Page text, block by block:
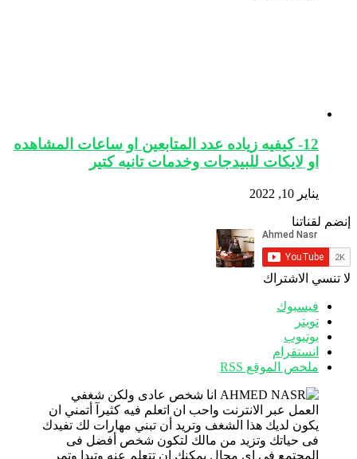
12- كيفيه زياده عدد المتابعين او ساعات المشاهده
او لايكات للبيدجات وخدمات تانيه كتير
يناير 10, 2022
إنضم لقناتنا
لا تنسي الاشتراك
فيسبوك
تويتر
يوتيوب
انستقرام
ملخص الموقع RSS